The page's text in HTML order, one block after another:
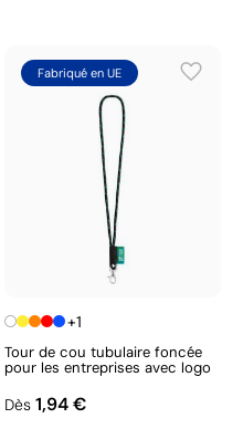
Fabriqué en UE
+1
Tour de cou tubulaire foncée
pour les entreprises avec logo
Dès 1,94 €